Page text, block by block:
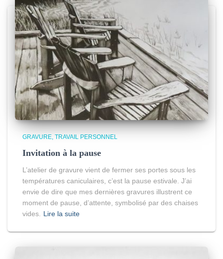
GRAVURE TRAVAIL PERSONNEL
Invitation à la pause
L’atelier de gravure vient de fermer ses portes sous les
températures caniculaires, c’est la pause estivale. J’ai
envie de dire que mes dernières gravures illustrent ce
moment de pause, d’attente, symbolisé par des chaises
vides.
Lire la suite